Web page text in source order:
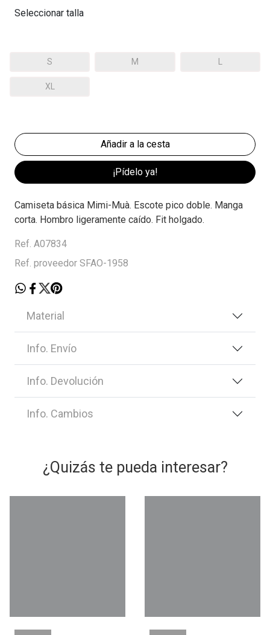
Seleccionar talla
S M L
XL
¡Pídelo ya!
Camiseta básica Mimi-Muà. Escote pico doble. Manga
corta. Hombro ligeramente caído. Fit holgado.
Ref. A07834
Ref. proveedor SFAO-1958
Material
Info. Envío
Info. Devolución
Info. Cambios
¿Quizás te pueda interesar?